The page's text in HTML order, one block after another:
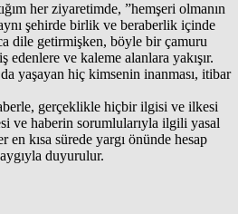
her ziyaretimde, ”hemşeri olmanın
şehirde birlik ve beraberlik içinde
dile getirmişken, böyle bir çamuru
edenlere ve kaleme alanlara yakışır.
yaşayan hiç kimsenin inanması, itibar
gerçeklikle hiçbir ilgisi ve ilkesi
ve haberin sorumlularıyla ilgili yasal
en kısa sürede yargı önünde hesap
duyurulur.